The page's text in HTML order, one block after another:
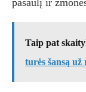
Taip pat
turės šansą